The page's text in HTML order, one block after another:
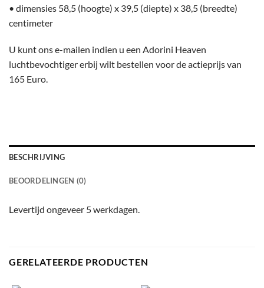
• dimensies 58,5 (hoogte) x 39,5 (diepte) x 38,5 (breedte)
centimeter
U kunt ons e-mailen indien u een Adorini Heaven
luchtbevochtiger erbij wilt bestellen voor de actieprijs van
165 Euro.
BESCHRIJVING
BEOORDELINGEN (0)
Levertijd ongeveer 5 werkdagen.
GERELATEERDE PRODUCTEN